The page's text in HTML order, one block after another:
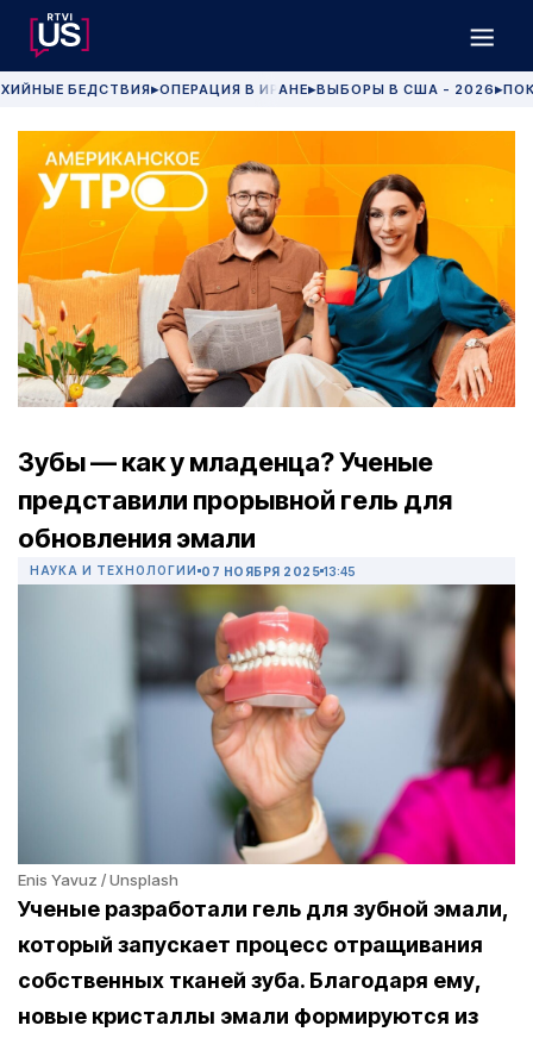
БЕДСТВИЯ▶ОПЕРАЦИЯ В ИРАНЕ▶ВЫБОРЫ В США - 2026 ▶
Зубы — как у младенца? Ученые
представили прорывной гель для
обновления эмали
НАУКА И ТЕХНОЛОГИИ 07 НОЯБРЯ 2025 13:45
Enis Yavuz / Unsplash
Ученые разработали гель для зубной эмали,
который запускает процесс отращивания
собственных тканей зуба. Благодаря ему,
новые кристаллы эмали формируются из